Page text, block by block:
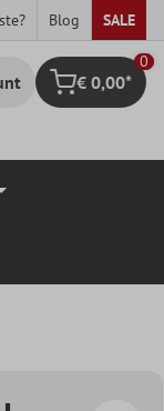
Blog SALE
Winkelmandje
0
€ 0,00*